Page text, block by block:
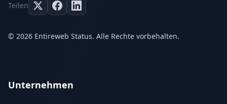
Teilen
© 2026 Entireweb Status. Alle Rechte vorbehalten.
Unternehmen